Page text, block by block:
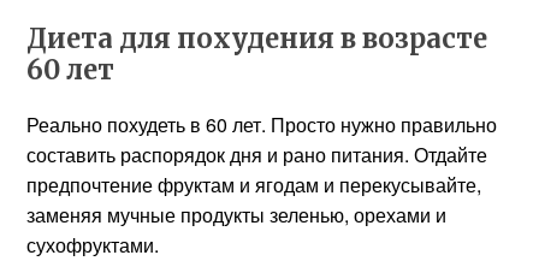
Диета для похудения в возрасте
60 лет
Реально похудеть в 60 лет. Просто нужно правильно
составить распорядок дня и рано питания. Отдайте
предпочтение фруктам и ягодам и перекусывайте,
заменяя мучные продукты зеленью, орехами и
сухофруктами.